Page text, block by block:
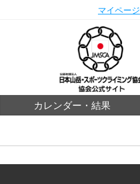
マイページ
カレンダー・結果